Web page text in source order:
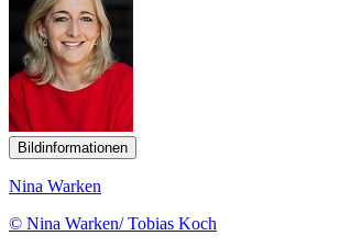
Bildinformationen
Nina Warken
© Nina Warken/ Tobias Koch